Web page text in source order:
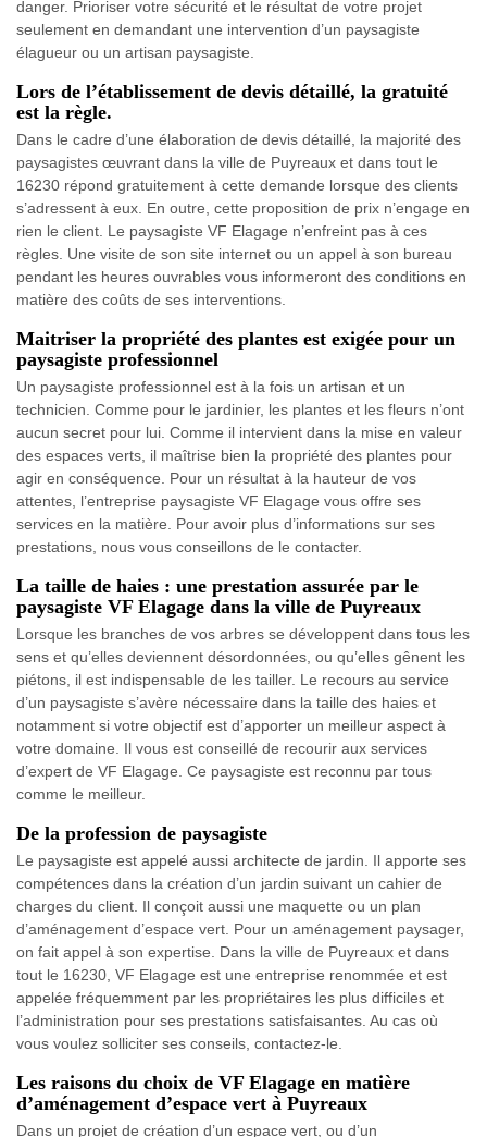
danger. Prioriser votre sécurité et le résultat de votre projet
seulement en demandant une intervention d’un paysagiste
élagueur ou un artisan paysagiste.
Lors de l’établissement de devis détaillé, la gratuité
est la règle.
Dans le cadre d’une élaboration de devis détaillé, la majorité des
paysagistes œuvrant dans la ville de Puyreaux et dans tout le
16230 répond gratuitement à cette demande lorsque des clients
s’adressent à eux. En outre, cette proposition de prix n’engage en
rien le client. Le paysagiste VF Elagage n’enfreint pas à ces
règles. Une visite de son site internet ou un appel à son bureau
pendant les heures ouvrables vous informeront des conditions en
matière des coûts de ses interventions.
Maitriser la propriété des plantes est exigée pour un
paysagiste professionnel
Un paysagiste professionnel est à la fois un artisan et un
technicien. Comme pour le jardinier, les plantes et les fleurs n’ont
aucun secret pour lui. Comme il intervient dans la mise en valeur
des espaces verts, il maîtrise bien la propriété des plantes pour
agir en conséquence. Pour un résultat à la hauteur de vos
attentes, l’entreprise paysagiste VF Elagage vous offre ses
services en la matière. Pour avoir plus d’informations sur ses
prestations, nous vous conseillons de le contacter.
La taille de haies : une prestation assurée par le
paysagiste VF Elagage dans la ville de Puyreaux
Lorsque les branches de vos arbres se développent dans tous les
sens et qu’elles deviennent désordonnées, ou qu’elles gênent les
piétons, il est indispensable de les tailler. Le recours au service
d’un paysagiste s’avère nécessaire dans la taille des haies et
notamment si votre objectif est d’apporter un meilleur aspect à
votre domaine. Il vous est conseillé de recourir aux services
d’expert de VF Elagage. Ce paysagiste est reconnu par tous
comme le meilleur.
De la profession de paysagiste
Le paysagiste est appelé aussi architecte de jardin. Il apporte ses
compétences dans la création d’un jardin suivant un cahier de
charges du client. Il conçoit aussi une maquette ou un plan
d’aménagement d’espace vert. Pour un aménagement paysager,
on fait appel à son expertise. Dans la ville de Puyreaux et dans
tout le 16230, VF Elagage est une entreprise renommée et est
appelée fréquemment par les propriétaires les plus difficiles et
l’administration pour ses prestations satisfaisantes. Au cas où
vous voulez solliciter ses conseils, contactez-le.
Les raisons du choix de VF Elagage en matière
d’aménagement d’espace vert à Puyreaux
Dans un projet de création d’un espace vert, ou d’un